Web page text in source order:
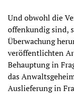
Und obwohl die
offenkundig sind,
Überwachung
veröffentlichten
Behauptung in
das
Auslieferung in